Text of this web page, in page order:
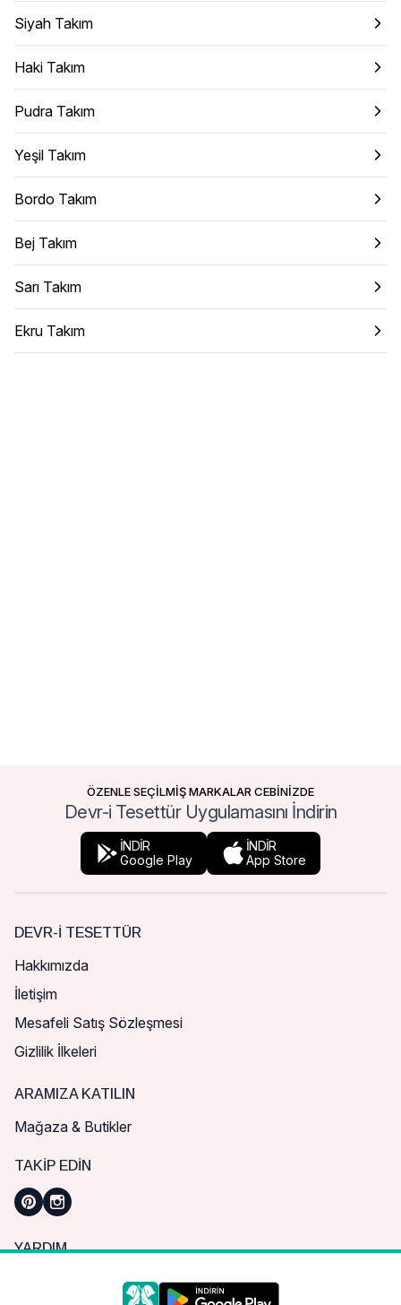
Siyah Takım
Haki Takım
Pudra Takım
Yeşil Takım
Bordo Takım
Bej Takım
Sarı Takım
Ekru Takım
ÖZENLE SEÇİLMİŞ MARKALAR CEBİNİZDE
Devr-i Tesettür Uygulamasını İndirin
İNDİR
Google Play
İNDİR
App Store
DEVR-I TESETTÜR
Hakkımızda
İletişim
Mesafeli Satış Sözleşmesi
Gizlilik İlkeleri
ARAMIZA KATILIN
Mağaza & Butikler
TAKIP EDIN
YARDIM
Sık Sorulan Sorular